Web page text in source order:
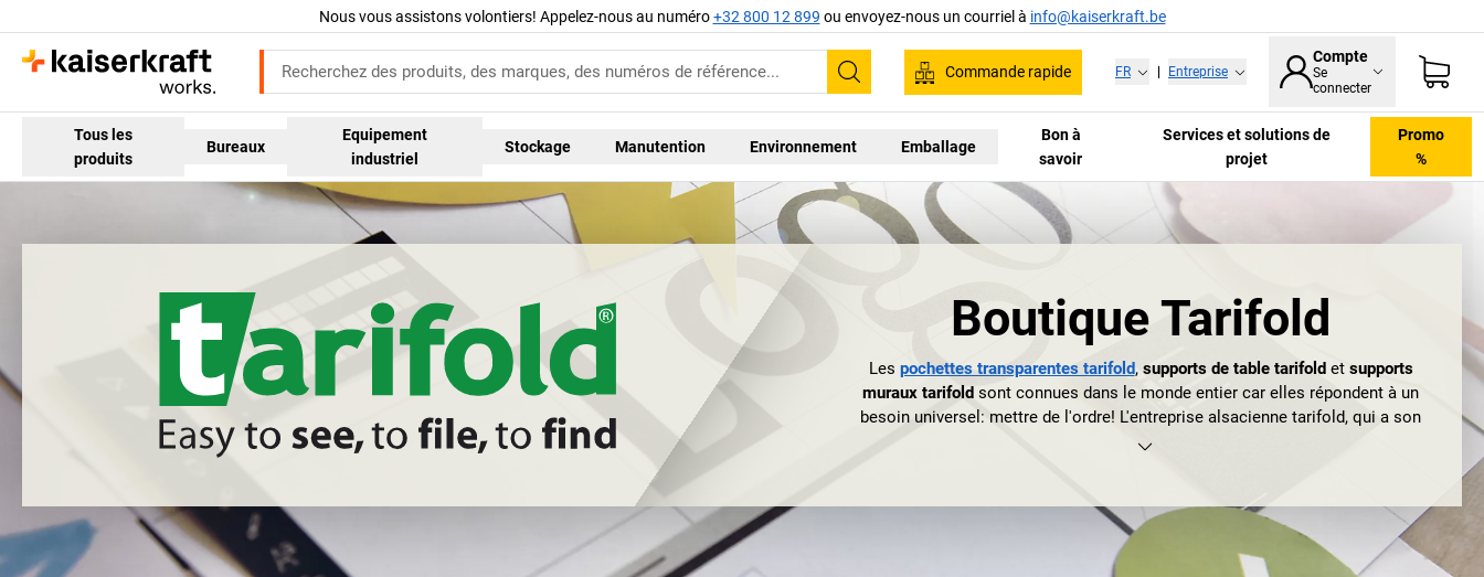
Nous vous assistons volontiers! Appelez-nous au numéro+32 800 12 899 ou envoyez-nous un courriel à info@kaiserkraft.be
Recherche
Commande rapide FR Entreprise
Compte
Se
connecter
Tous les
produits
Bureaux
Equipement
industriel
Stockage Manutention Environnement Emballage
Bon à
savoir
Services et solutions de
projet
Promo
%
Boutique Tarifold
Les pochettes transparentes tarifold, supports de table tarifoldet supports
muraux tarifold sont connues dans le monde entier car elles répondent à un
besoin universel: mettre de l'ordre! L'entreprise alsacienne tarifold, qui a son
siège à proximité de Strasbourg, commença dès 1950 à créer des pochettes
documents importants. Cette activité a depuis été couronnée de succès car
tarifold compte aujourd'hui parmi les principaux fabricants dans cette branche
et exporte dans le monde entier.